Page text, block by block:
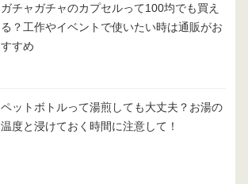
ガチャガチャのカプセルって100均でも買え
る？工作やイベントで使いたい時は通販がお
すすめ
ペットボトルって湯煎しても大丈夫？お湯の
温度と浸けておく時間に注意して！